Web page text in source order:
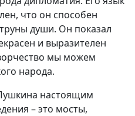
что он способен
души. Он показал
и выразителен
мы можем
народа.
настоящим
– это мосты,